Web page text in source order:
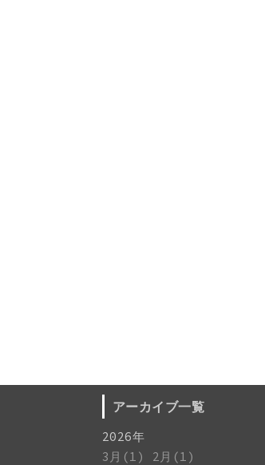
アーカイブ一覧
2026年
3月(1)
2月(1)